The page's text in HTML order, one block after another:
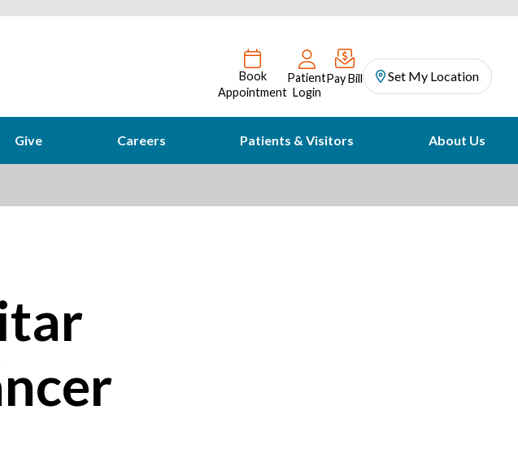
Book
Appointment
Patient
Login
Pay Bill Set My Location
Give Careers Patients & Visitors About Us